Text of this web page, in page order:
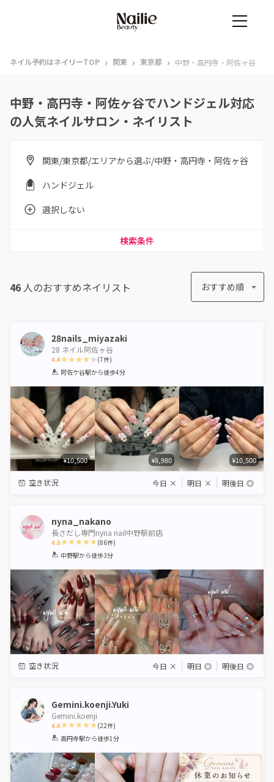
ネイル予約はネイリーTOP › 関東 › 東京都 › 中野・高円寺・阿佐ヶ谷
中野・高円寺・阿佐ヶ谷でハンドジェル対応
の人気ネイルサロン・ネイリスト
関東/東京都/エリアから選ぶ/中野・高円寺・阿佐ヶ谷
ハンドジェル
選択しない
検索条件
46 人のおすすめネイリスト おすすめ順
28nails_miyazaki
28 ネイル阿佐ヶ谷
4.4
1 2 3 4 5
(7件)
阿佐ケ谷駅から徒歩4分
¥10,500 ¥8,980 ¥10,500
空き状況 今日 × 明日 × 明後日 ◎
nyna_nakano
長さだし専門nyna nail中野駅前店
4.8
1 2 3 4 5
(86件)
中野駅から徒歩3分
空き状況 今日 × 明日 ◎ 明後日 ◎
Gemini.koenji.Yuki
Gemini.koenji
4.6
1 2 3 4 5
(22件)
高円寺駅から徒歩1分